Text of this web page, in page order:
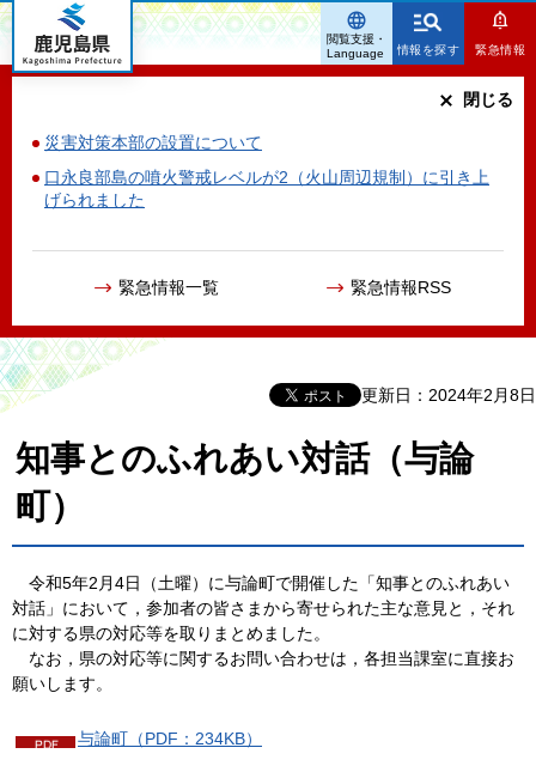
鹿児島県
情報を探す 緊急情報
災害対策本部の設置について
口永良部島の噴火警戒レベルが2（火山周辺規制）に引き上
げられました
緊急情報一覧 緊急情報RSS
閉じる
閲覧支援・
Language
更新日：2024年2月8日
知事とのふれあい対話（与論
町）
令和5年2月4日（土曜）に与論町で開催した「知事とのふれあい
対話」において， 参加者の皆さまから寄せられた主な意見と，それ
に対する県の対応等を取りまとめました。
なお，県の対応等に関するお問い合わせは，各担当課室に直接お
願いします。
与論町（PDF：234KB）